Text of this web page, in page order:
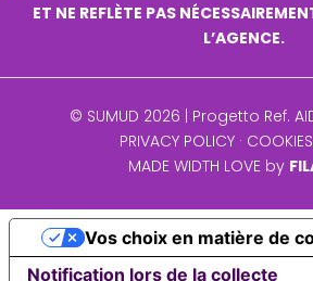
ET NE REFLÈTE PAS
L’AGENCE.
© SUMUD 2026 | Progetto Ref.
PRIVACY POLICY ·
MADE WIDTH LOVE by
Notification lors de la collecte
Vos choix en matière de